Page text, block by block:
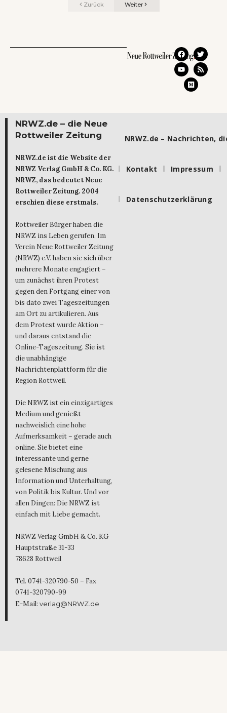
Zurück Weiter
NRWZ.de – die Neue
Rottweiler Zeitung
NRWZ.de ist die Website der
NRWZ Verlag GmbH & Co. KG.
NRWZ, das bedeutet Neue
Rottweiler Zeitung. 2004
erschien diese erstmals.
Rottweiler Bürger haben die
NRWZ ins Leben gerufen. Im
Verein Neue Rottweiler Zeitung
(NRWZ) e.V. haben sie sich über
mehrere Monate engagiert –
um zunächst ihren Protest
gegen den Fortgang einer von
bis dato zwei Tageszeitungen
am Ort zu artikulieren. Aus
dem Protest wurde Aktion –
und daraus entstand die
Online-Tageszeitung. Sie ist
die unabhängige
Nachrichtenplattform für die
Region Rottweil.
Die NRWZ ist ein einzigartiges
Medium und genießt
nachweislich eine hohe
Aufmerksamkeit – gerade auch
online. Sie bietet eine
interessante und gerne
gelesene Mischung aus
Information und Unterhaltung,
von Politik bis Kultur. Und vor
allen Dingen: Die NRWZ ist
einfach mit Liebe gemacht.
NRWZ Verlag GmbH & Co. KG
Hauptstraße 31-33
78628 Rottweil
Tel. 0741-320790-50 – Fax
0741-320790-99
E-Mail: verlag@NRWZ.de
NRWZ.de – Nachrichten,
Kontakt Impressum
Datenschutzerklärung